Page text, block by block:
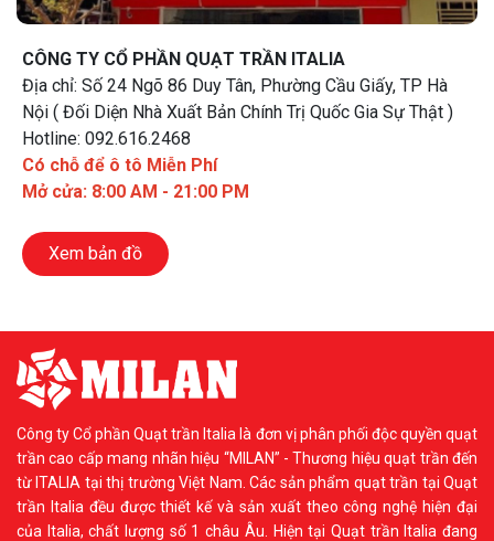
CÔNG TY CỔ PHẦN QUẠT TRẦN ITALIA
Địa chỉ: Số 24 Ngõ 86 Duy Tân, Phường Cầu Giấy, TP Hà
Nội ( Đối Diện Nhà Xuất Bản Chính Trị Quốc Gia Sự Thật )
Hotline: 092.616.2468
Có chỗ để ô tô Miễn Phí
Mở cửa: 8:00 AM - 21:00 PM
Xem bản đồ
Công ty Cổ phần Quạt trần Italia là đơn vị phân phối độc quyền quạt
trần cao cấp mang nhãn hiệu “MILAN” - Thương hiệu quạt trần đến
từ ITALIA tại thị trường Việt Nam. Các sản phẩm quạt trần tại Quạt
trần Italia đều được thiết kế và sản xuất theo công nghệ hiện đại
của Italia, chất lượng số 1 châu Âu. Hiện tại Quạt trần Italia đang